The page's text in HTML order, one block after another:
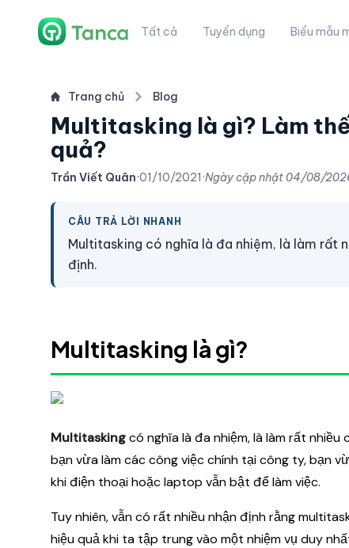
Tất cả Tuyển dụng Biểu mẫu
Trang chủ Blog
Multitasking là gì? Làm
quả?
Trần Viết Quân·01/10/2021 ·Ngày cập nhật04/08/
CÂU TRẢ LỜI NHANH
Multitasking có nghĩa là đa nhiệm, là làm rất
định.
Multitasking là gì?
Multitaskingcó nghĩa là đa nhiệm, là làm rất
bạn vừa làm các công việc chính tại công ty, bạn
khi điện thoại hoặc laptop vẫn bật để làm việc.
Tuy nhiên, vẫn có rất nhiều nhận định rằng
hiệu quả khi ta tập trung vào một nhiệm vụ duy